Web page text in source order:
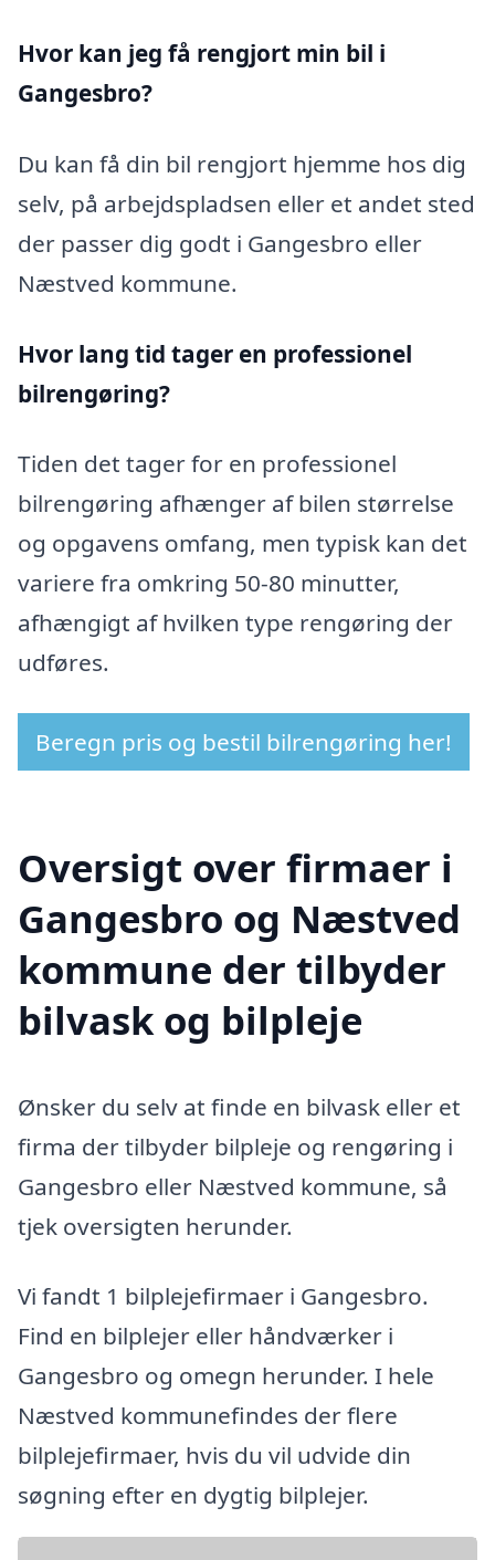
Hvor kan jeg få rengjort min bil i
Gangesbro?
Du kan få din bil rengjort hjemme hos dig
selv, på arbejdspladsen eller et andet sted
der passer dig godt i Gangesbro eller
Næstved kommune.
Hvor lang tid tager en professionel
bilrengøring?
Tiden det tager for en professionel
bilrengøring afhænger af bilen størrelse
og opgavens omfang, men typisk kan det
variere fra omkring 50-80 minutter,
afhængigt af hvilken type rengøring der
udføres.
Beregn pris og bestil bilrengøring her!
Oversigt over firmaer i
Gangesbro og Næstved
kommune der tilbyder
bilvask og bilpleje
Ønsker du selv at finde en bilvask eller et
firma der tilbyder bilpleje og rengøring i
Gangesbro eller Næstved kommune, så
tjek oversigten herunder.
Vi fandt 1 bilplejefirmaer i Gangesbro.
Find en bilplejer eller håndværker i
Gangesbro og omegn herunder. I hele
Næstved kommunefindes der flere
bilplejefirmaer, hvis du vil udvide din
søgning efter en dygtig bilplejer.